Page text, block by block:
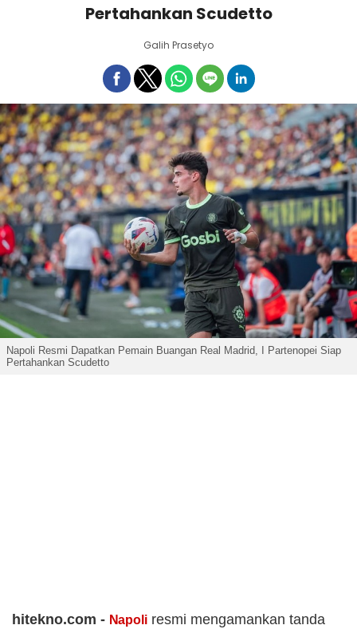
Pertahankan Scudetto
Galih Prasetyo
Napoli Resmi Dapatkan Pemain Buangan Real Madrid, I Partenopei Siap
Pertahankan Scudetto
hitekno.com - Napoli resmi mengamankan tanda